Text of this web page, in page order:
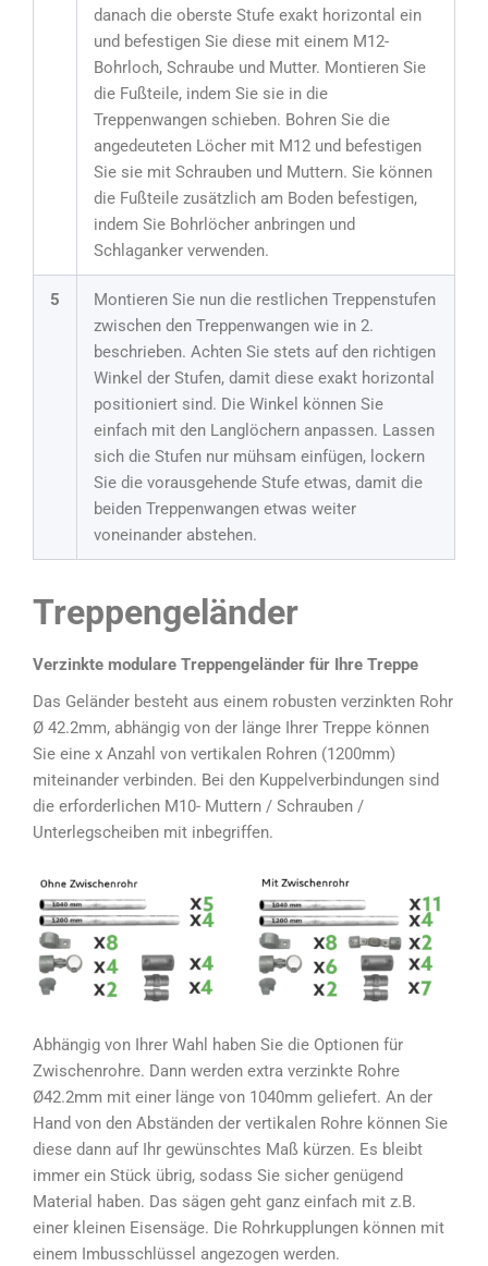
danach die oberste Stufe exakt horizontal ein
und befestigen Sie diese mit einem M12-
Bohrloch, Schraube und Mutter. Montieren Sie
die Fußteile, indem Sie sie in die
Treppenwangen schieben. Bohren Sie die
angedeuteten Löcher mit M12 und befestigen
Sie sie mit Schrauben und Muttern. Sie können
die Fußteile zusätzlich am Boden befestigen,
indem Sie Bohrlöcher anbringen und
Schlaganker verwenden.
5
Montieren Sie nun die restlichen Treppenstufen
zwischen den Treppenwangen wie in 2.
beschrieben. Achten Sie stets auf den richtigen
Winkel der Stufen, damit diese exakt horizontal
positioniert sind. Die Winkel können Sie
einfach mit den Langlöchern anpassen. Lassen
sich die Stufen nur mühsam einfügen, lockern
Sie die vorausgehende Stufe etwas, damit die
beiden Treppenwangen etwas weiter
voneinander abstehen.
Treppengeländer
Verzinkte modulare Treppengeländer für Ihre Treppe
Das Geländer besteht aus einem robusten verzinkten Rohr
Ø 42.2mm, abhängig von der länge Ihrer Treppe können
Sie eine x Anzahl von vertikalen Rohren (1200mm)
miteinander verbinden. Bei den Kuppelverbindungen sind
die erforderlichen M10- Muttern / Schrauben /
Unterlegscheiben mit inbegriffen.
Abhängig von Ihrer Wahl haben Sie die Optionen für
Zwischenrohre. Dann werden extra verzinkte Rohre
Ø42.2mm mit einer länge von 1040mm geliefert. An der
Hand von den Abständen der vertikalen Rohre können Sie
diese dann auf Ihr gewünschtes Maß kürzen. Es bleibt
immer ein Stück übrig, sodass Sie sicher genügend
Material haben. Das sägen geht ganz einfach mit z.B.
einer kleinen Eisensäge. Die Rohrkupplungen können mit
einem Imbusschlüssel angezogen werden.